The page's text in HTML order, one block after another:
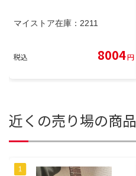
マイストア在庫： 2211
税込 8004円
近くの売り場の商品